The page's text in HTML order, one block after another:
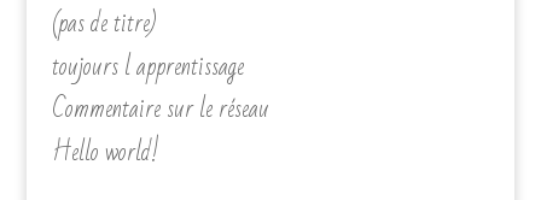
(pas de titre)
toujours l apprentissage
Commentaire sur le réseau
Hello world!